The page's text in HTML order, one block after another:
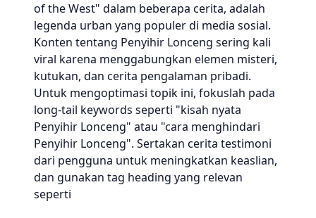
of the West" dalam beberapa cerita, adalah
legenda urban yang populer di media sosial.
Konten tentang Penyihir Lonceng sering kali
viral karena menggabungkan elemen misteri,
kutukan, dan cerita pengalaman pribadi.
Untuk mengoptimasi topik ini, fokuslah pada
long-tail keywords seperti "kisah nyata
Penyihir Lonceng" atau "cara menghindari
Penyihir Lonceng". Sertakan cerita testimoni
dari pengguna untuk meningkatkan keaslian,
dan gunakan tag heading yang relevan
seperti